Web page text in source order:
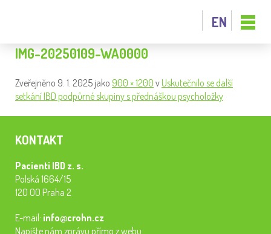
EN
IMG-20250109-WA0000
Zveřejněno 9. 1. 2025 jako 900 × 1200 v Uskutečnilo se další
setkání IBD podpůrné skupiny s přednáškou psycholožky
KONTAKT
Pacienti IBD z. s.
Polská 1664/15
120 00 Praha 2
E-mail: info@crohn.cz
Napište nám zprávu přímo z webu